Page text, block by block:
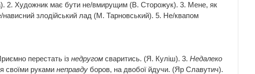
2. Художник має бути не/вмирущим (В. Сторожук). 3. Мене, як
злодійський лад (М. Тарновський). 5. Не/квапом
перестать із недругом сваритись. (Я. Куліш). 3. Недалеко
своїми руками неправду боров, на двобої йдучи. (Яр Славутич).